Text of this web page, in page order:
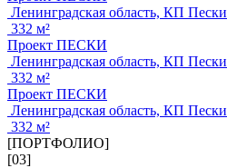
Ленинградская область, КП Пески
332 м²
Проект ПЕСКИ
Ленинградская область, КП Пески
332 м²
Проект ПЕСКИ
Ленинградская область, КП Пески
332 м²
[ПОРТФОЛИО]
[03]